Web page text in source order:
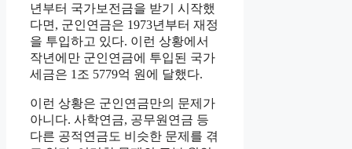
년부터 국가보전금을 받기 시작했
다면, 군인연금은 1973년부터 재정
을 투입하고 있다. 이런 상황에서
작년에만 군인연금에 투입된 국가
세금은 1조 5779억 원에 달했다.
이런 상황은 군인연금만의 문제가
아니다. 사학연금, 공무원연금 등
다른 공적연금도 비슷한 문제를 겪